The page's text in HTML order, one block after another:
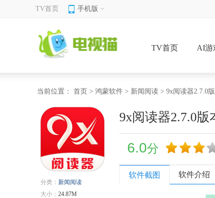
TV首页 手机版
TV首页 AI游
当前位置： 首页 > 鸿蒙软件 > 新闻阅读 > 9x阅读器2.7.0
分类： 新闻阅读
大小： 24.87M
9x阅读器2.7.0版
6.0分
软件截图 软件介绍